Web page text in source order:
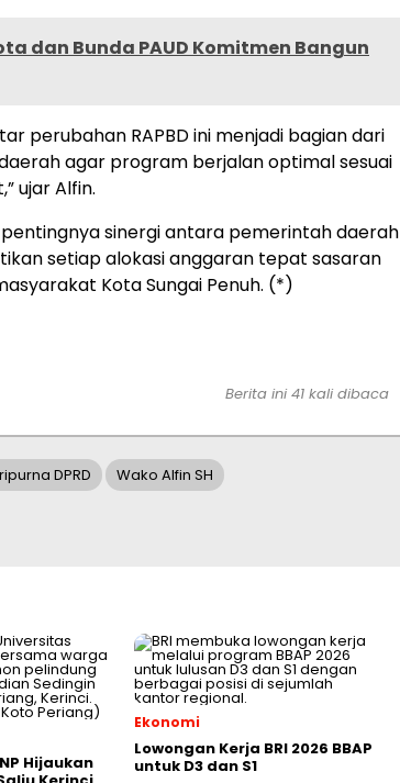
dan Bunda PAUD Komitmen Bangun
perubahan RAPBD ini menjadi bagian dari
agar program berjalan optimal sesuai
ujar Alfin.
sinergi antara pemerintah daerah
setiap alokasi anggaran tepat sasaran
Kota Sungai Penuh. (*)
Berita ini 41 kali dibaca
DPRD Wako Alfin SH
Hijaukan
Ekonomi
Lowongan Kerja BRI 2026 BBAP
untuk D3 dan S1